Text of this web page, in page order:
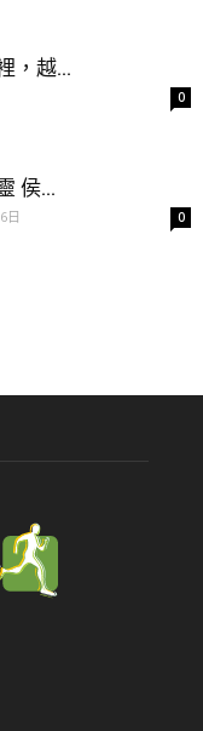
，越...
0
侯...
日 0